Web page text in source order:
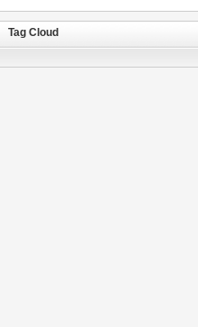
Tag Cloud